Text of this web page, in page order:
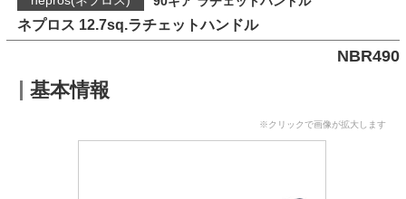
ネプロス 12.7sq.ラチェットハンドル
NBR490
基本情報
※クリックで画像が拡大します